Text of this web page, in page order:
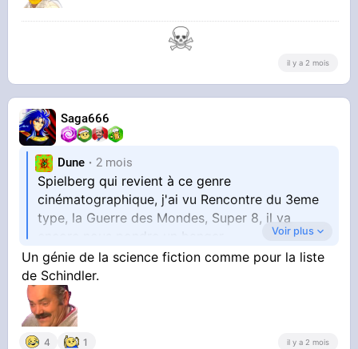
il y a 2 mois
Saga666
Dune 2 mois
Spielberg qui revient à ce genre
cinématographique, j'ai vu Rencontre du 3eme
type, la Guerre des Mondes, Super 8, il va
Voir plus
Un génie de la science fiction comme pour la liste
de Schindler.
4 1 il y a 2 mois